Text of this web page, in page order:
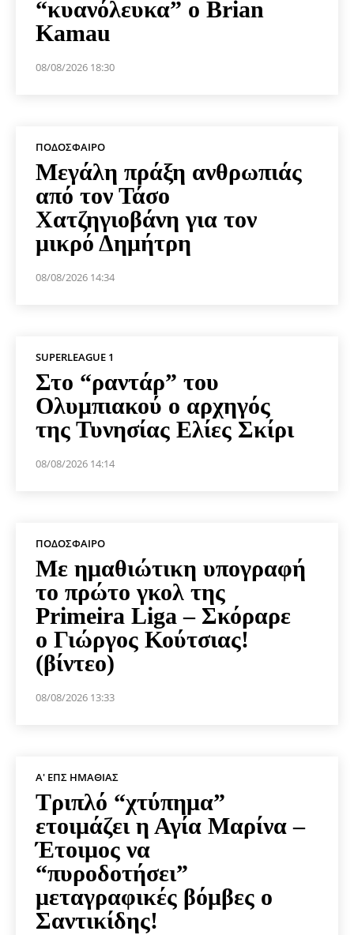
“κυανόλευκα” ο Brian
Kamau
08/08/2026 18:30
ΠΟΔΌΣΦΑΙΡΟ
Μεγάλη πράξη ανθρωπιάς
από τον Τάσο
Χατζηγιοβάνη για τον
μικρό Δημήτρη
08/08/2026 14:34
SUPERLEAGUE 1
Στο “ραντάρ” του
Ολυμπιακού ο αρχηγός
της Τυνησίας Ελίες Σκίρι
08/08/2026 14:14
ΠΟΔΌΣΦΑΙΡΟ
Με ημαθιώτικη υπογραφή
το πρώτο γκολ της
Primeira Liga – Σκόραρε
ο Γιώργος Κούτσιας!
(βίντεο)
08/08/2026 13:33
Α' ΕΠΣ ΗΜΑΘΊΑΣ
Τριπλό “χτύπημα”
ετοιμάζει η Αγία Μαρίνα –
Έτοιμος να
“πυροδοτήσει”
μεταγραφικές βόμβες ο
Σαντικίδης!